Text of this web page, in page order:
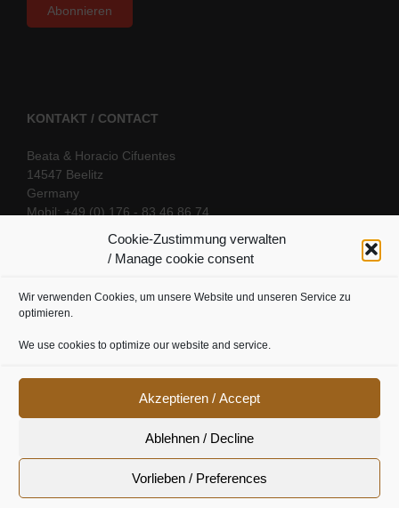
Cookie-Zustimmung verwalten
/ Manage cookie consent
Wir verwenden Cookies, um unsere Website und unseren Service zu
optimieren.
We use cookies to optimize our website and service.
Akzeptieren / Accept
Ablehnen / Decline
Vorlieben / Preferences
KONTAKT / CONTACT
Beata & Horacio Cifuentes
14547 Beelitz
Germany
Mobil: +49 (0) 176 - 83 46 86 74
SOCIAL LINKS
Cookie Richtline|Datenschutz|Urheberrecht|Impressum